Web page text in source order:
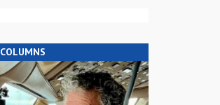
COLUMNS